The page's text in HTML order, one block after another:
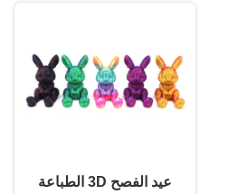
عيد الفصح 3D الطباعة